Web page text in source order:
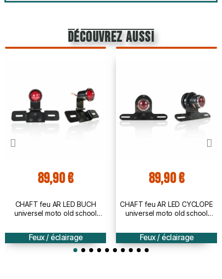
découvrez aussi
89,90 €
CHAFT feu AR LED BUCH
universel moto old school
HOMOLOGUE - IN828
Feux / éclairage
89,90 €
CHAFT feu AR LED CYCLOPE
universel moto old school
HOMOLOGUE - IN827
Feux / éclairage